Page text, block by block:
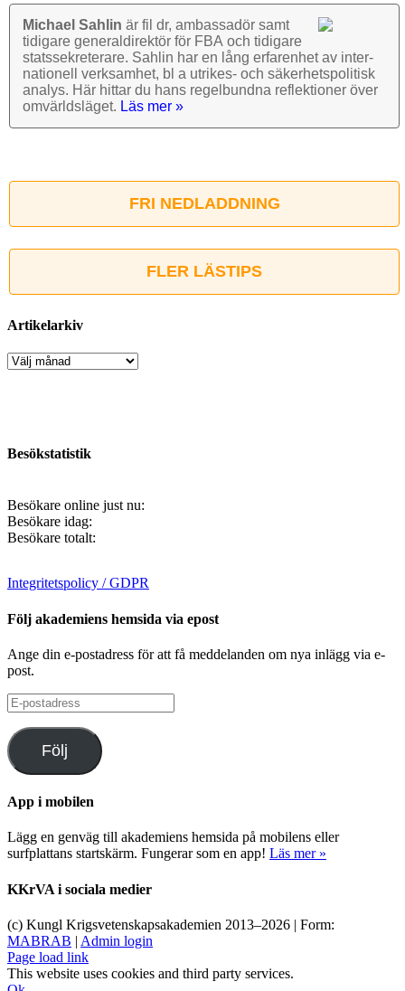
Michael Sahlin är fil dr, ambassadör samt
tidigare general­direktör för FBA och tidigare
stats­sekre­terare. Sahlin har en lång erfarenhet av inter­
nationell verk­samhet, bl a utrikes- och säkerhets­politisk
analys. Här hittar du hans regel­bundna reflek­tioner över
omvärlds­läget. Läs mer »
FRI NEDLADDNING
FLER LÄSTIPS
Artikelarkiv
Artikelarkiv
Besökstatistik
Besökare online just nu:
Besökare idag:
Besökare totalt:
Integritetspolicy / GDPR
Följ akademiens hemsida via epost
Ange din e-postadress för att få meddelanden om nya inlägg via e-
post.
E-
postadress
Följ
App i mobilen
Lägg en genväg till akademiens hemsida på mobilens eller
surfplattans startskärm. Fungerar som en app! Läs mer »
KKrVA i sociala medier
(c) Kungl Krigsvetenskapsakademien 2013–2026 | Form:
MABRAB | Admin login
Page load link
This website uses cookies and third party services.